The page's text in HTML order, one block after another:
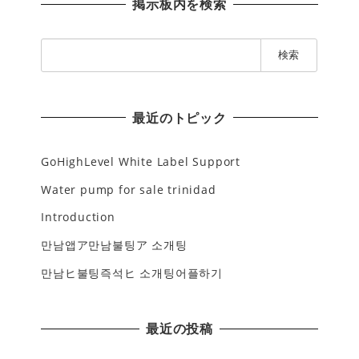
掲示板内を検索
索
最近のトピック
GoHighLevel White Label Support
Water pump for sale trinidad
Introduction
만남앱ア만남불팅ア 소개팅
만남ヒ불팅즉석ヒ 소개팅어플하기
最近の投稿